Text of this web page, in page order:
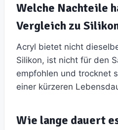
Welche Nachteile
Vergleich zu
Acryl bietet nicht
Silikon, ist nicht für den
empfohlen und trocknet
einer kürzeren
Wie lange dauert